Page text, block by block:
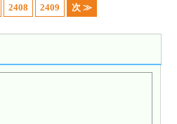
2408 2409 次 ≫